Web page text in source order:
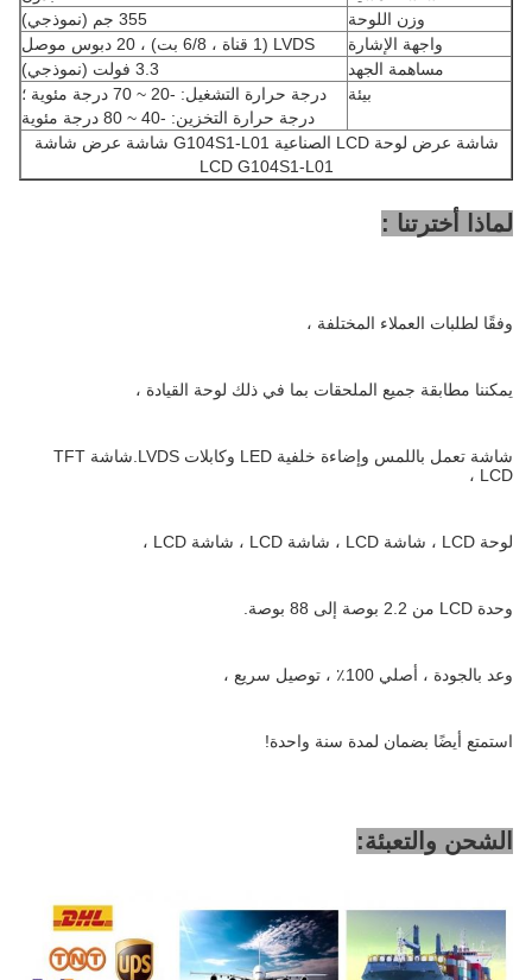
وزن اللوحة
355 جم (نموذجي)
واجهة الإشارة
LVDS (1 قناة ، 6/8 بت) ، 20 دبوس موصل
مساهمة الجهد
3.3 فولت (نموذجي)
بيئة
درجة حرارة التشغيل: -20 ~ 70 درجة مئوية ؛
درجة حرارة التخزين: -40 ~ 80 درجة مئوية
شاشة عرض لوحة LCD الصناعية G104S1-L01 شاشة عرض شاشة
LCD G104S1-L01
لماذا أخترتنا :
وفقًا لطلبات العملاء المختلفة ،
يمكننا مطابقة جميع الملحقات بما في ذلك لوحة القيادة ،
شاشة تعمل باللمس وإضاءة خلفية LED وكابلات LVDS.شاشة TFT
LCD ،
لوحة LCD ، شاشة LCD ، شاشة LCD ، شاشة LCD ،
وحدة LCD من 2.2 بوصة إلى 88 بوصة.
وعد بالجودة ، أصلي 100٪ ، توصيل سريع ،
استمتع أيضًا بضمان لمدة سنة واحدة!
الشحن والتعبئة: